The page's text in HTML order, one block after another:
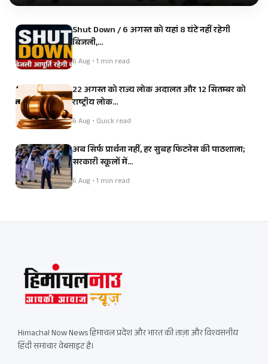
Shut Down / 6 अगस्त को यहां 8 घंटे नहीं रहेगी
बिजली,…
6 Aug • 1 min read
22 अगस्त को राज्य लोक अदालत और 12 सितम्बर को
राष्ट्रीय लोक…
6 Aug • Quick read
अब सिर्फ प्रार्थना नहीं, हर सुबह फिटनेस की पाठशाला;
सरकारी स्कूलों में…
6 Aug • 1 min read
Himachal Now News हिमाचल प्रदेश और भारत की ताज़ा और विश्वसनीय
हिंदी समाचार वेबसाइट है।